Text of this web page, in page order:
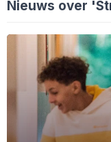
Nieuws over